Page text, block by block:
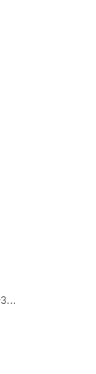
《黑子的篮球》里面,乌野高中最后赢了吗? 乌野3年拿到全国冠军了吗